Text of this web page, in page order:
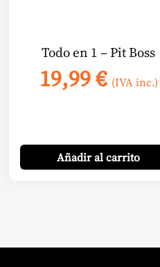
Todo en 1 – Pit Boss
19,99€ (IVA inc.)
Añadiral carrito